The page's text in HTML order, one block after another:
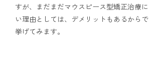
すが、まだまだマウスピース型矯正治療
い理由としては、デメリットもあるから
挙げてみます。